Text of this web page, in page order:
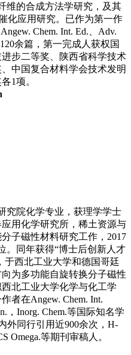
维的合成方法学研究，及其
化应用研究。已作为第一作
Chem. Int. Ed.、Adv.
余篇，第一完成人获权国
步二等奖、陕西省科学技术
中国复合材料学会技术发明
1项。
究院化学专业，获理学学士
用化学研究所，稀土资源与
子磁性材料研究工作，2017
。同年获得“博士后创新人才
于西北工业大学和德国哥廷
为多功能自旋转换分子磁性
北工业大学化学与化工学
者在Angew. Chem. Int.
，Inorg. Chem.等国际知名学
外同行引用近900余次， H-
Omega.等期刊审稿人。